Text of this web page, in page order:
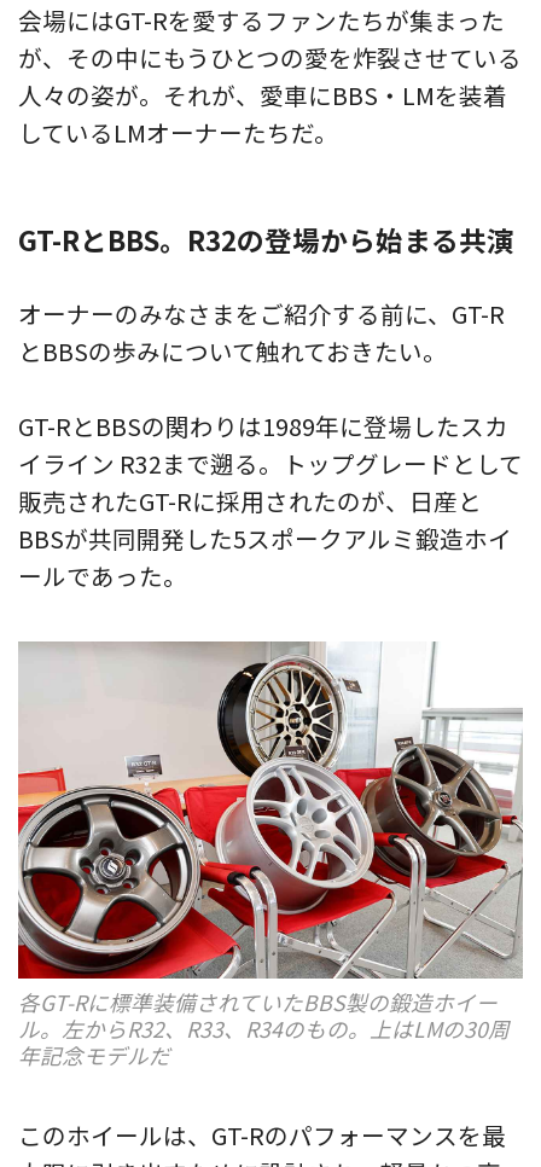
会場にはGT-Rを愛するファンたちが集まった
が、その中にもうひとつの愛を炸裂させている
人々の姿が。それが、愛車にBBS・LMを装着
しているLMオーナーたちだ。
GT-RとBBS。R32の登場から始まる共演
オーナーのみなさまをご紹介する前に、GT-R
とBBSの歩みについて触れておきたい。
GT-RとBBSの関わりは1989年に登場したスカ
イライン R32まで遡る。トップグレードとして
販売されたGT-Rに採用されたのが、日産と
BBSが共同開発した5スポークアルミ鍛造ホイ
ールであった。
各GT-Rに標準装備されていたBBS製の鍛造ホイー
ル。左からR32、R33、R34のもの。上はLMの30周
年記念モデルだ
このホイールは、GT-Rのパフォーマンスを最